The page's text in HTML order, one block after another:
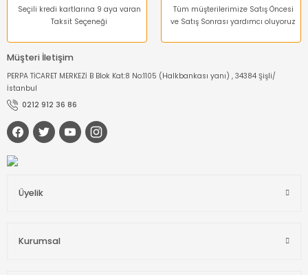
Seçili kredi kartlarına 9 aya varan
Taksit Seçeneği
Tüm müşterilerimize Satış Öncesi
ve Satış Sonrası yardımcı oluyoruz
Müşteri İletişim
PERPA TİCARET MERKEZİ B Blok Kat:8 No:1105 (Halkbankası yanı) , 34384 Şişli/
İstanbul
0212 912 36 86
Üyelik
Kurumsal